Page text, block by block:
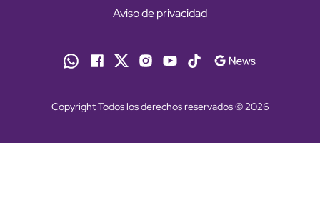
Aviso de privacidad
Copyright Todos los derechos reservados © 2026